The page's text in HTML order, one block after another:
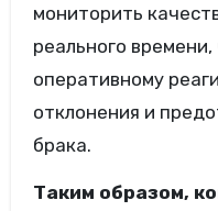
мониторить
реального
оперативному
отклонения и
брака.
Таким образом,